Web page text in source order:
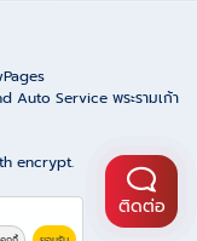
Auto Service พระรามเก้า
encrypt.
ติดต่อ